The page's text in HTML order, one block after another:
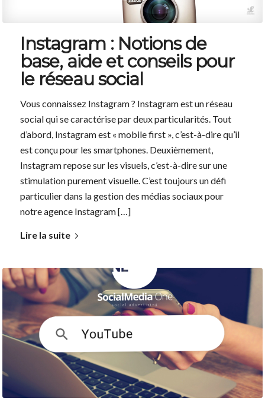
Instagram : Notions de
base, aide et conseils pour
le réseau social
Vous connaissez Instagram ? Instagram est un réseau
social qui se caractérise par deux particularités. Tout
d’abord, Instagram est « mobile first », c’est-à-dire qu’il
est conçu pour les smartphones. Deuxièmement,
Instagram repose sur les visuels, c’est-à-dire sur une
stimulation purement visuelle. C’est toujours un défi
particulier dans la gestion des médias sociaux pour
notre agence Instagram […]
Lire la suite